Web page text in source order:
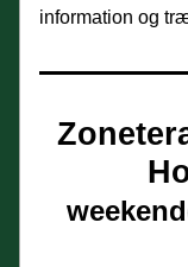
information og